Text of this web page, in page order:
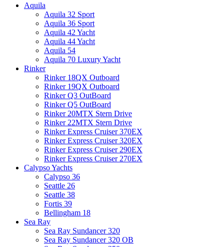
Aquila
Aquila 32 Sport
Aquila 36 Sport
Aquila 42 Yacht
Aquila 44 Yacht
Aquila 54
Aquila 70 Luxury Yacht
Rinker
Rinker 18QX Outboard
Rinker 19QX Outboard
Rinker Q3 OutBoard
Rinker Q5 OutBoard
Rinker 20MTX Stern Drive
Rinker 22MTX Stern Drive
Rinker Express Cruiser 370EX
Rinker Express Cruiser 320EX
Rinker Express Cruiser 290EX
Rinker Express Cruiser 270EX
Calypso Yachts
Calypso 36
Seattle 26
Seattle 38
Fortis 39
Bellingham 18
Sea Ray
Sea Ray Sundancer 320
Sea Ray Sundancer 320 OB